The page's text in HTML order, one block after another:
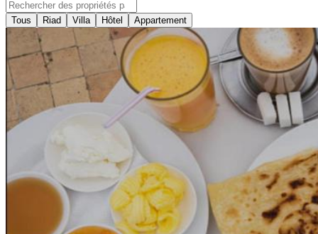
Tous Riad Villa Hôtel Appartement